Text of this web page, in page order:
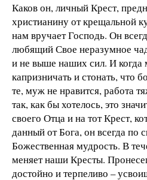
Каков он, личный Крест,
христианину от крещальной
нам вручает Господь. Он
любящий Свое неразумное
и не выше наших сил. И когда
капризничать и стонать, что
те, муж не нравится, работа
так, как бы хотелось, это
своего Отца и на тот Крест,
данный от Бога, он всегда по
Божественная мудрость. В
меняет наши Кресты.
достойно и терпеливо –